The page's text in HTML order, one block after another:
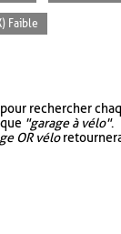
Faible
rechercher
"garage à vélo".
OR vélo